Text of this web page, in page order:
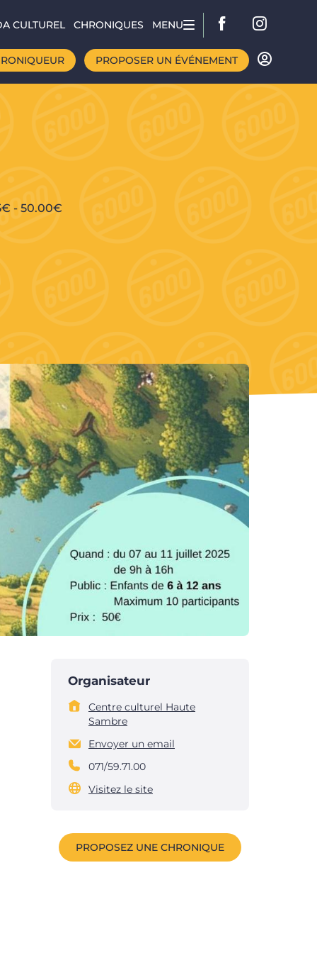
CULTUREL CHRONIQUES MENU
PROPOSER UN ÉVÉNEMENT
- 50.00€
Organisateur
Centre culturel Haute
Sambre
Envoyer un email
071/59.71.00
Visitez le site
PROPOSEZ UNE CHRONIQUE